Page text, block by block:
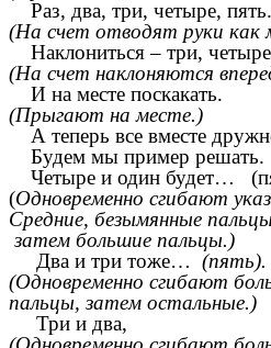
Раз, два, три, четыре, пять.
(На счет отводят руки как
Наклониться – три,
(На счет наклоняются
И на месте поскакать.
(Прыгают на месте.)
А теперь все вместе
Будем мы пример решать.
Четыре и один будет…
(Одновременно сгибают
Средние, безымянные
затем большие пальцы.)
Два и три тоже… (пять).
(Одновременно сгибают
пальцы, затем остальные.)
Три и два,